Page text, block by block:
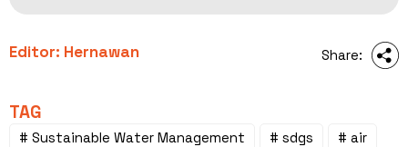
Editor: Hernawan Share:
TAG
# Sustainable Water Management # sdgs
# air